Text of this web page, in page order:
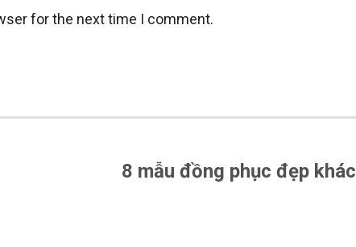
for the next time I comment.
8 mẫu đồng phục đẹp khác